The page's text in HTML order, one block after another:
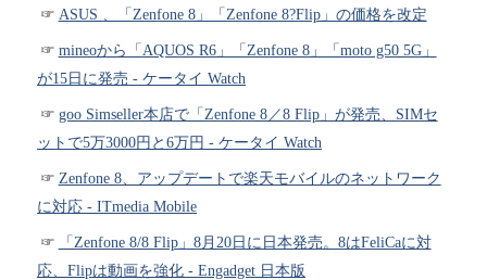
ASUS 、「Zenfone 8」「Zenfone 8?Flip」の価格を改定
mineoから「AQUOS R6」「Zenfone 8」「moto g50 5G」
が15日に発売 - ケータイ Watch
goo Simseller本店で「Zenfone 8／8 Flip」が発売、SIMセ
ットで5万3000円と6万円 - ケータイ Watch
Zenfone 8、アップデートで楽天モバイルのネットワーク
に対応 - ITmedia Mobile
「Zenfone 8/8 Flip」8月20日に日本発売。8はFeliCaに対
応、Flipは動画を強化 - Engadget 日本版